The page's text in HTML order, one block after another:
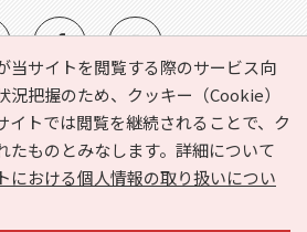
当サイトを閲覧する際のサービス向
況把握のため、クッキー（Cookie）
イトでは閲覧を継続されることで、ク
たものとみなします。詳細について
における個人情報の取り扱いについ
とは？ お気に入り
ヘルプ
の取り扱いについて
運営会社
広告掲載に関するお問い合わせ